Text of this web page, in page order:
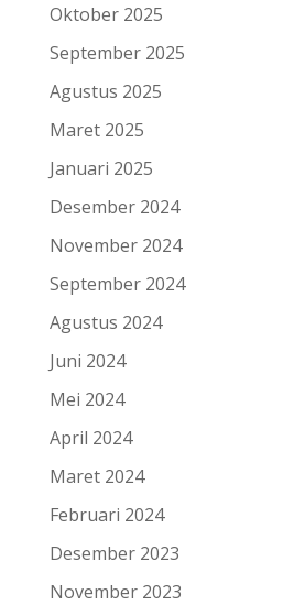
Oktober 2025
September 2025
Agustus 2025
Maret 2025
Januari 2025
Desember 2024
November 2024
September 2024
Agustus 2024
Juni 2024
Mei 2024
April 2024
Maret 2024
Februari 2024
Desember 2023
November 2023